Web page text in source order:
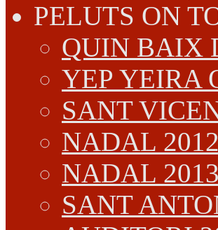
PELUTS ON
QUIN BAIX
YEP YEIRA
SANT
NADAL 2012
NADAL 2013
SANT